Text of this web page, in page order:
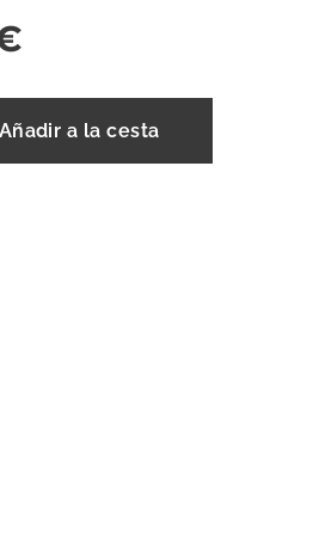
a la cesta